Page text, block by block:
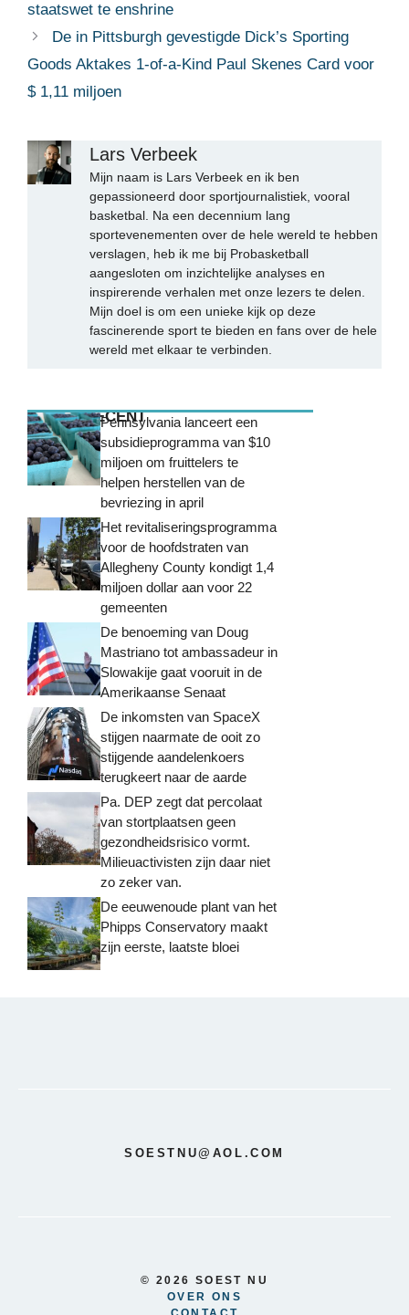
staatswet te enshrine
De in Pittsburgh gevestigde Dick’s Sporting
Goods Aktakes 1-of-a-Kind Paul Skenes Card voor
$ 1,11 miljoen
Lars Verbeek
Mijn naam is Lars Verbeek en ik ben
gepassioneerd door sportjournalistiek, vooral
basketbal. Na een decennium lang
sportevenementen over de hele wereld te hebben
verslagen, heb ik me bij Probasketball
aangesloten om inzichtelijke analyses en
inspirerende verhalen met onze lezers te delen.
Mijn doel is om een unieke kijk op deze
fascinerende sport te bieden en fans over de hele
wereld met elkaar te verbinden.
MEEST RECENTPennsylvania lanceert een
subsidieprogramma van $10
miljoen om fruittelers te
helpen herstellen van de
bevriezing in april
Het revitaliseringsprogramma
voor de hoofdstraten van
Allegheny County kondigt 1,4
miljoen dollar aan voor 22
gemeenten
De benoeming van Doug
Mastriano tot ambassadeur in
Slowakije gaat vooruit in de
Amerikaanse Senaat
De inkomsten van SpaceX
stijgen naarmate de ooit zo
stijgende aandelenkoers
terugkeert naar de aarde
Pa. DEP zegt dat percolaat
van stortplaatsen geen
gezondheidsrisico vormt.
Milieuactivisten zijn daar niet
zo zeker van.
De eeuwenoude plant van het
Phipps Conservatory maakt
zijn eerste, laatste bloei
SOESTNU@AOL.COM
© 2026 SOEST NU
OVER ONS